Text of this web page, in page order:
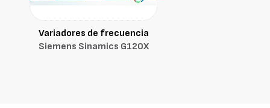
Variadores de frecuencia
Siemens Sinamics G120X